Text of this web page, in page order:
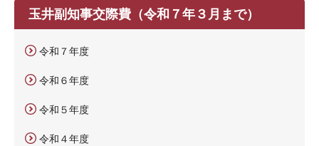
玉井副知事交際費（令和７年３月まで）
令和７年度
令和６年度
令和５年度
令和４年度